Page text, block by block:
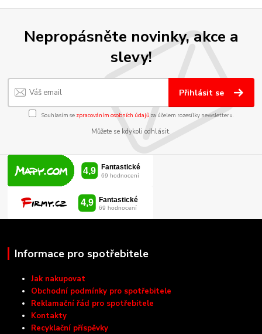
Nepropásněte novinky, akce a
slevy!
Přihlásit se
Souhlasím se zpracováním osobních údajůza účelem rozesílky newsletteru.
Můžete se kdykoli odhlásit.
Informace pro spotřebitele
Jak nakupovat
Obchodní podmínky pro spotřebitele
Reklamační řád pro spotřebitele
Kontakty
Recyklační příspěvky